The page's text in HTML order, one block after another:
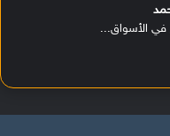
في الأسواق...